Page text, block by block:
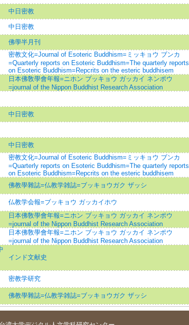
中日密教
中日密教
佛學半月刊
密教文化=Journal of Esoteric Buddhism=ミッキョウ ブンカ
=Quarterly reports on Esoteric Buddhism=The quarterly reports
on Esoteric Buddhism=Repcrits on the esteric buddhisem
日本佛敎學會年報=ニホン ブッキョウ ガッカイ ネンポウ
=journal of the Nippon Buddhist Research Association
中日密教
中日密教
密教文化=Journal of Esoteric Buddhism=ミッキョウ ブンカ
=Quarterly reports on Esoteric Buddhism=The quarterly reports
on Esoteric Buddhism=Repcrits on the esteric buddhisem
佛教學雜誌=仏教学雑誌=ブッキョウガク ザッシ
仏教学会報=ブッキョウ ガッカイホウ
日本佛敎學會年報=ニホン ブッキョウ ガッカイ ネンポウ
=journal of the Nippon Buddhist Research Association
日本佛敎學會年報=ニホン ブッキョウ ガッカイ ネンポウ
=journal of the Nippon Buddhist Research Association
インド文献史
密教学研究
佛教學雜誌=仏教学雑誌=ブッキョウガク ザッシ